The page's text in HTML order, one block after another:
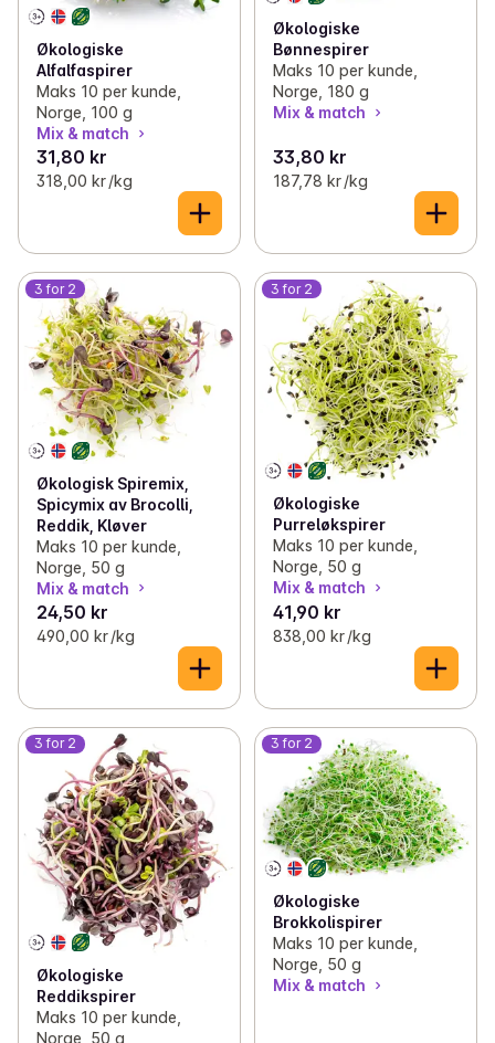
Økologiske
Alfalfaspirer
Maks 10 per kunde,
Norge, 100 g
Mix & match
31,80 kr
318,00 kr /kg
Økologiske
Bønnespirer
Maks 10 per kunde,
Norge, 180 g
Mix & match
33,80 kr
187,78 kr /kg
3 for 2
Økologisk Spiremix,
Spicymix av Brocolli,
Reddik, Kløver
Maks 10 per kunde,
Norge, 50 g
Mix & match
24,50 kr
490,00 kr /kg
3 for 2
Økologiske
Purreløkspirer
Maks 10 per kunde,
Norge, 50 g
Mix & match
41,90 kr
838,00 kr /kg
3 for 2
Økologiske
Reddikspirer
Maks 10 per kunde,
Norge, 50 g
3 for 2
Økologiske
Brokkolispirer
Maks 10 per kunde,
Norge, 50 g
Mix & match